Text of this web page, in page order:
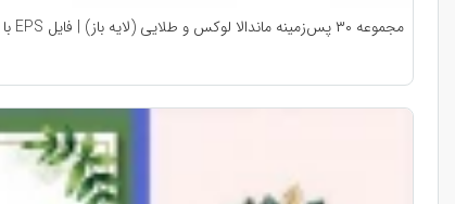
مجموعه ۳۰ پس‌زمینه ماندالا لوکس و طلایی (لایه باز) | فایل EPS با کیفیت بالا